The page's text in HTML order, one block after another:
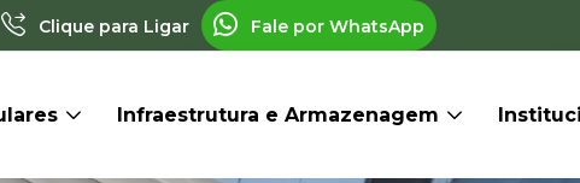
Clique para Ligar Fale por WhatsApp
Infraestrutura e Armazenagem